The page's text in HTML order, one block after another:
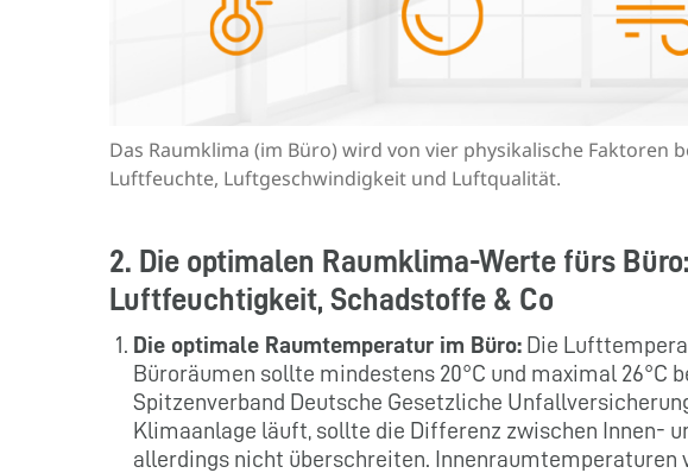
Das Raumklima (im Büro) wird von vier physikalische Faktoren
Luftfeuchte, Luftgeschwindigkeit und Luftqualität.
2. Die optimalen Raumklima-Werte fürs
Luftfeuchtigkeit, Schadstoffe & Co
Die optimale Raumtemperatur im Büro: Die
Büroräumen sollte mindestens 20°C und maximal 26°C
Spitzenverband Deutsche Gesetzliche Unfallversicherung
Klimaanlage läuft, sollte die Differenz zwischen Innen-
allerdings nicht überschreiten. Innenraumtemperaturen